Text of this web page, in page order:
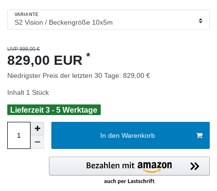
VARIANTE
UVP 999,00 €
829,00 EUR *
Niedrigster Preis der letzten 30 Tage: 829,00 €
Inhalt 1 Stück
Lieferzeit 3 - 5 Werktage
In den Warenkorb